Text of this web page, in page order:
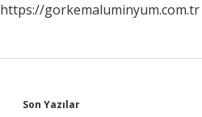
https://gorkemaluminyum.com.tr
Son Yazılar